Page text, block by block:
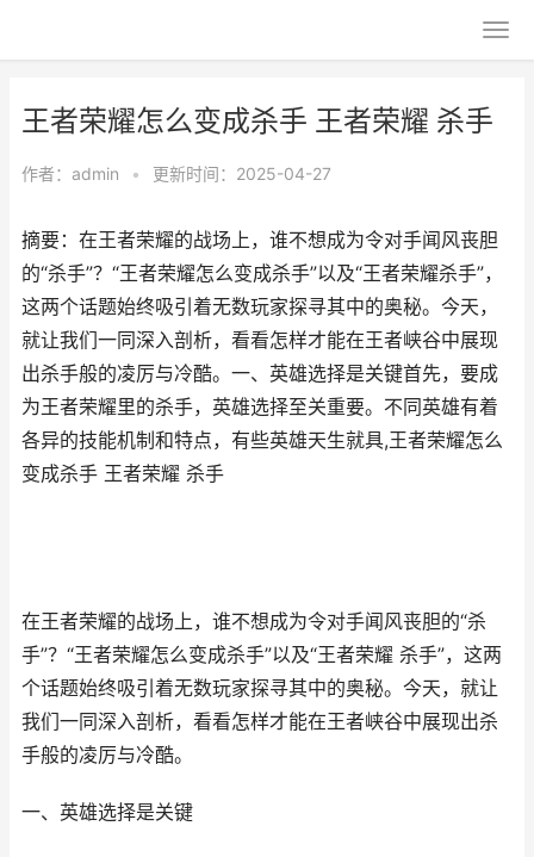
王者荣耀怎么变成杀手 王者荣耀 杀手
作者： admin • 更新时间：2025-04-27
摘要：在王者荣耀的战场上，谁不想成为令对手闻风丧胆
的“杀手”？“王者荣耀怎么变成杀手”以及“王者荣耀杀手”，
这两个话题始终吸引着无数玩家探寻其中的奥秘。今天，
就让我们一同深入剖析，看看怎样才能在王者峡谷中展现
出杀手般的凌厉与冷酷。一、英雄选择是关键首先，要成
为王者荣耀里的杀手，英雄选择至关重要。不同英雄有着
各异的技能机制和特点，有些英雄天生就具,王者荣耀怎么
变成杀手 王者荣耀 杀手
在王者荣耀的战场上，谁不想成为令对手闻风丧胆的“杀
手”？“王者荣耀怎么变成杀手”以及“王者荣耀 杀手”，这两
个话题始终吸引着无数玩家探寻其中的奥秘。今天，就让
我们一同深入剖析，看看怎样才能在王者峡谷中展现出杀
手般的凌厉与冷酷。
一、英雄选择是关键